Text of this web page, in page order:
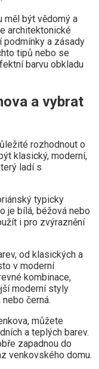
měl být vědomý a
architektonické
podmínky a zásady
tipů nebo se
barvu obkladu
a vybrat
rozhodnout o
klasický, moderní,
ladí s
typicky
je bílá, béžová nebo
i pro zvýraznění
od klasických a
v moderní
kombinace,
moderní styly
černá.
můžete
a teplých barev.
zapadnou do
venkovského domu.